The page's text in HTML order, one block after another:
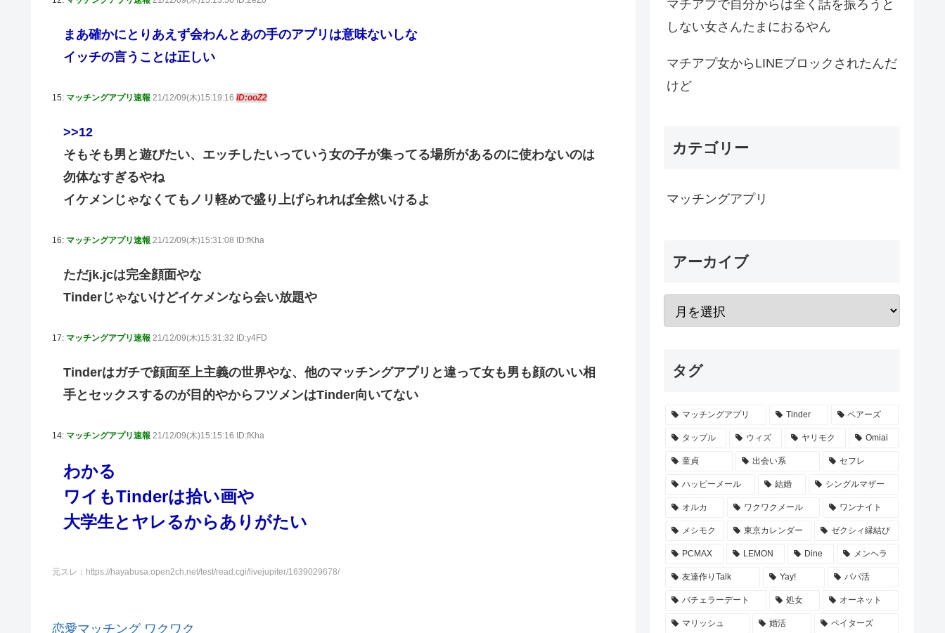
まあ確かにとりあえず会わんとあの手のアプリは意味ないしな
イッチの言うことは正しい
15: マッチングアプリ速報 21/12/09(木)15:19:16 ID:ooZ2
>>12
そもそも男と遊びたい、エッチしたいっていう女の子が集ってる場所があるのに使わないのは
勿体なすぎるやね
イケメンじゃなくてもノリ軽めで盛り上げられれば全然いけるよ
16: マッチングアプリ速報 21/12/09(木)15:31:08 ID:fKha
ただjk.jcは完全顔面やな
Tinderじゃないけどイケメンなら会い放題や
17: マッチングアプリ速報 21/12/09(木)15:31:32 ID:y4FD
Tinderはガチで顔面至上主義の世界やな、他のマッチングアプリと違って女も男も顔のいい相
手とセックスするのが目的やからフツメンはTinder向いてない
14: マッチングアプリ速報 21/12/09(木)15:15:16 ID:fKha
わかる
ワイもTinderは拾い画や
大学生とヤレるからありがたい
元スレ：https://hayabusa.open2ch.net/test/read.cgi/livejupiter/1639029678/
恋愛マッチング ワクワク
マチアプで自分からは全く話を振ろうと
しない女さんたまにおるやん
マチアプ女からLINEブロックされたんだ
けど
カテゴリー
マッチングアプリ
アーカイブ
タグ
マッチングアプリ Tinder ペアーズ
タップル ウィズ ヤリモク Omiai
童貞 出会い系 セフレ
ハッピーメール 結婚 シングルマザー
オルカ ワクワクメール ワンナイト
メシモク 東京カレンダー ゼクシィ縁結び
PCMAX LEMON Dine メンヘラ
友達作りTalk Yay! パパ活
バチェラーデート 処女 オーネット
マリッシュ 婚活 ペイターズ